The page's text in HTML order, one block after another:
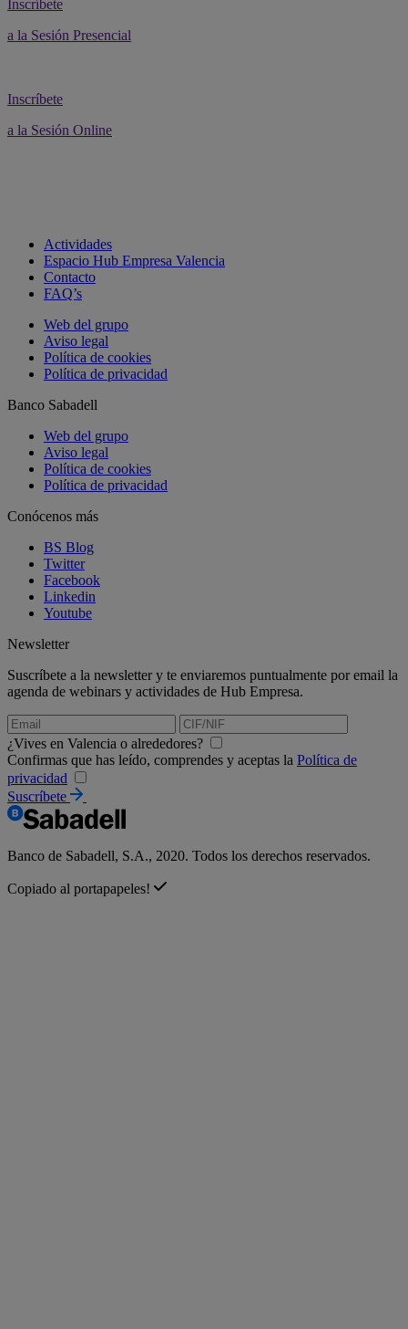
Inscríbete
a la Sesión Presencial
Inscríbete
a la Sesión Online
Actividades
Espacio Hub Empresa Valencia
Contacto
FAQ’s
Web del grupo
Aviso legal
Política de cookies
Política de privacidad
Banco Sabadell
Web del grupo
Aviso legal
Política de cookies
Política de privacidad
Conócenos más
BS Blog
Twitter
Facebook
Linkedin
Youtube
Newsletter
Suscríbete a la newsletter y te enviaremos puntualmente por email la
agenda de webinars y actividades de Hub Empresa.
¿Vives en Valencia o alrededores?
Confirmas que has leído, comprendes y aceptas la Política de
privacidad
Suscríbete
Banco de Sabadell, S.A., 2020. Todos los derechos reservados.
Copiado al portapapeles!